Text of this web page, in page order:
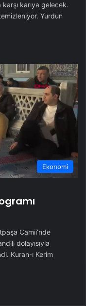
karşı karıya gelecek.
Yurdun
Ekonomi
Camii’nde
dolayısıyla
Kuran-ı Kerim